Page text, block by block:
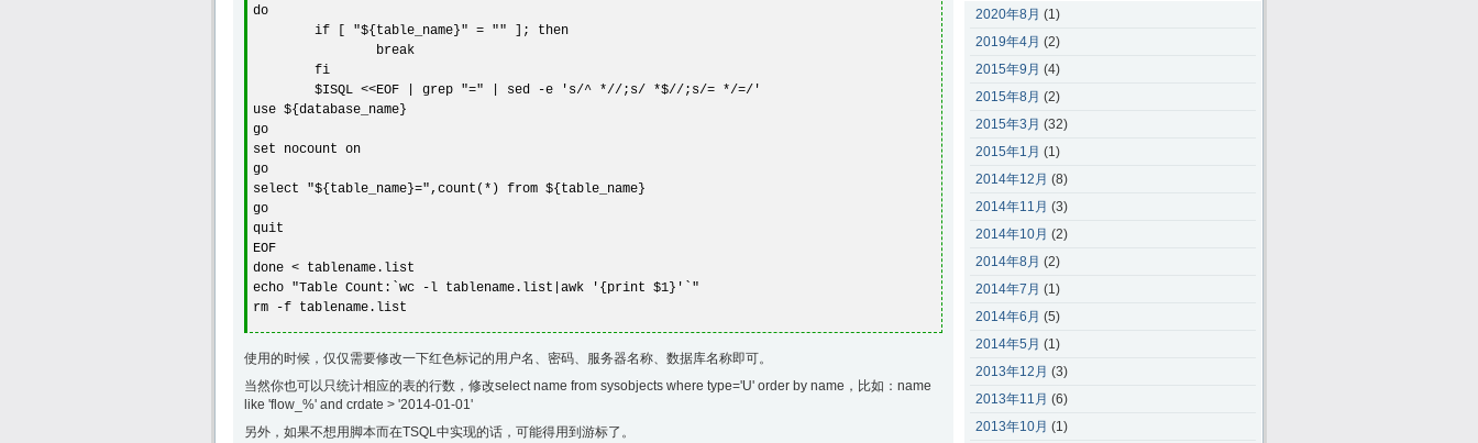
do
if [ "${table_name}" = "" ]; then
break
fi
$ISQL <<EOF | grep "=" | sed -e 's/^ *//;s/ *$//;s/= */=/'
use ${database_name}
go
set nocount on
go
select "${table_name}=",count(*) from ${table_name}
go
quit
EOF
done < tablename.list
echo "Table Count:`wc -l tablename.list|awk '{print $1}'`"
rm -f tablename.list
使用的时候，仅仅需要修改一下红色标记的用户名、密码、服务器名称、数据库名称即可。
当然你也可以只统计相应的表的行数，修改select name from sysobjects where type='U' order by name，比如：name
like 'flow_%' and crdate > '2014-01-01'
另外，如果不想用脚本而在TSQL中实现的话，可能得用到游标了。
2020年8月 (1)
2019年4月 (2)
2015年9月 (4)
2015年8月 (2)
2015年3月 (32)
2015年1月 (1)
2014年12月 (8)
2014年11月 (3)
2014年10月 (2)
2014年8月 (2)
2014年7月 (1)
2014年6月 (5)
2014年5月 (1)
2013年12月 (3)
2013年11月 (6)
2013年10月 (1)